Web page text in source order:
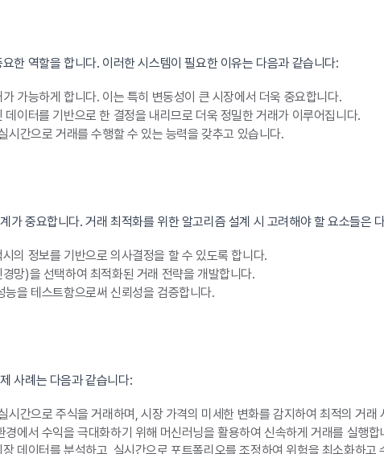
한 역할을 합니다. 이러한 시스템이 필요한 이유는 다음과 같습니다:
가능하게 합니다. 이는 특히 변동성이 큰 시장에서 더욱 중요합니다.
이터를 기반으로 한 결정을 내리므로 더욱 정밀한 거래가 이루어집니다.
간으로 거래를 수행할 수 있는 능력을 갖추고 있습니다.
중요합니다. 거래 최적화를 위한 알고리즘 설계 시 고려해야 할 요소들은
의 정보를 기반으로 의사결정을 할 수 있도록 합니다.
망)을 선택하여 최적화된 거래 전략을 개발합니다.
을 테스트함으로써 신뢰성을 검증합니다.
사례는 다음과 같습니다:
간으로 주식을 거래하며, 시장 가격의 미세한 변화를 감지하여 최적의 거래
에서 수익을 극대화하기 위해 머신러닝을 활용하여 신속하게 거래를 실행합
데이터를 분석하고, 실시간으로 포트폴리오를 조정하여 위험을 최소화하고